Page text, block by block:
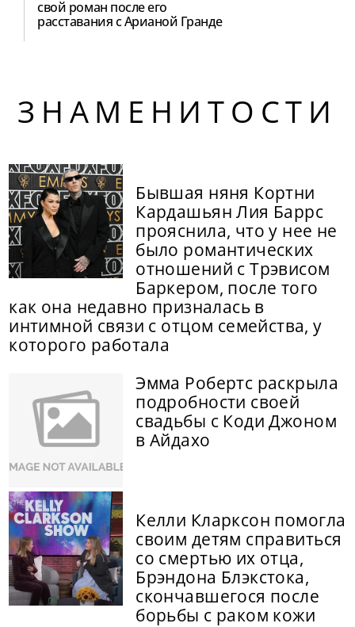
свой роман после его
расставания с Арианой Гранде
ЗНАМЕНИТОСТИ
Бывшая няня Кортни
Кардашьян Лия Баррс
прояснила, что у нее не
было романтических
отношений с Трэвисом
Баркером, после того
как она недавно призналась в
интимной связи с отцом семейства, у
которого работала
Эмма Робертс раскрыла
подробности своей
свадьбы с Коди Джоном
в Айдахо
Келли Кларксон помогла
своим детям справиться
со смертью их отца,
Брэндона Блэкстока,
скончавшегося после
борьбы с раком кожи